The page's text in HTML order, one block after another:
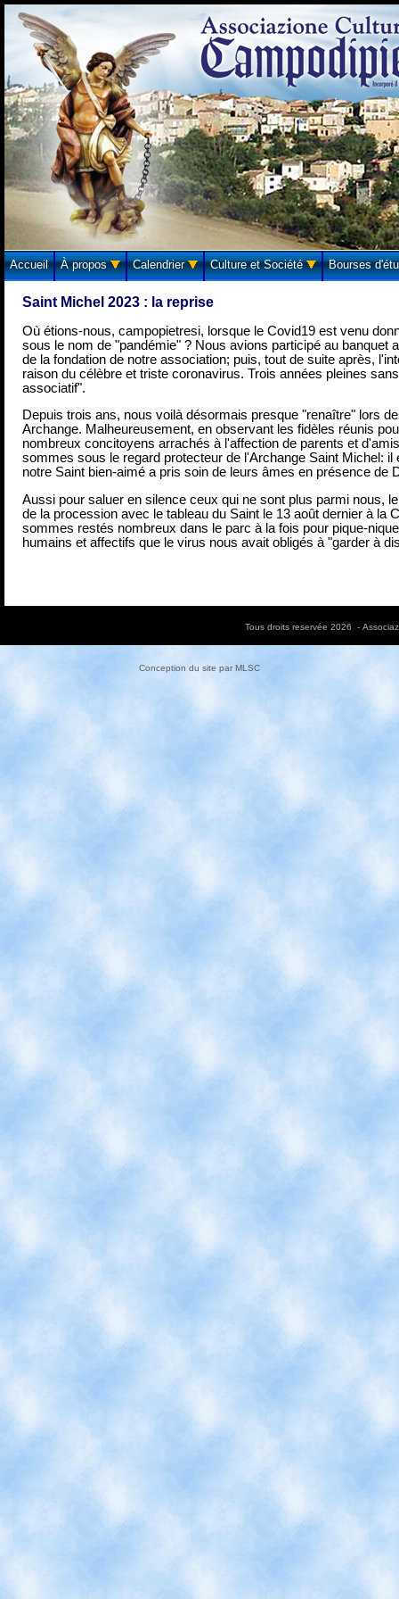
Accueil À propos Calendrier Culture et Société Bourses
Saint Michel 2023 : la reprise
Où étions-nous, campopietresi, lorsque le Covid19 est venu
sous le nom de "pandémie" ? Nous avions participé au banquet
de la fondation de notre association; puis, tout de suite après,
raison du célèbre et triste coronavirus. Trois années pleines
associatif".
Depuis trois ans, nous voilà désormais presque "renaître" lors
Archange. Malheureusement, en observant les fidèles réunis
nombreux concitoyens arrachés à l'affection de parents et
sommes sous le regard protecteur de l'Archange Saint Michel:
notre Saint bien-aimé a pris soin de leurs âmes en présence de
Aussi pour saluer en silence ceux qui ne sont plus parmi nous,
de la procession avec le tableau du Saint le 13 août dernier à la
sommes restés nombreux dans le parc à la fois pour pique-
humains et affectifs que le virus nous avait obligés à "garder à
Tous droits reservée 2026 -
Conception du site parMLSC